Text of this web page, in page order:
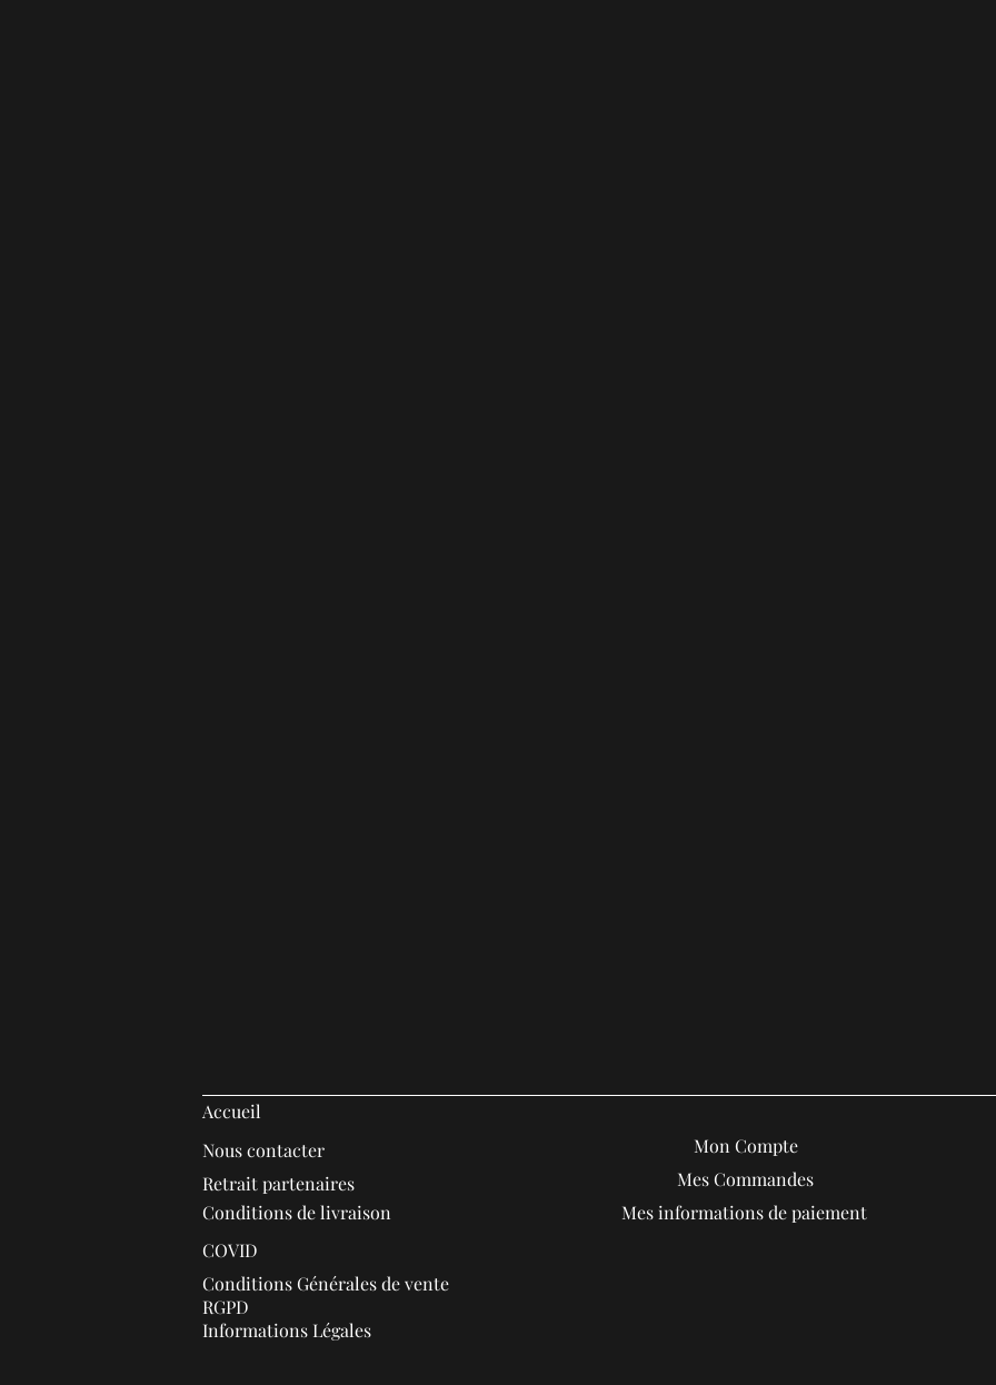
Accueil
Nous contacter
Retrait partenaires
Conditions de livraison
Mon Compte
Mes Commandes
Mes informations de paiement
COVID
Conditions Générales de vente
RGPD
Informations Légales